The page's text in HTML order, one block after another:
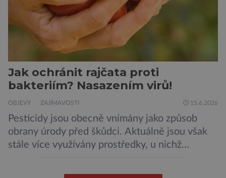
Jak ochránit rajčata proti
bakteriím? Nasazením virů!
OBJEVY ZAJÍMAVOSTI 15.6.2026
Pesticidy jsou obecně vnímány jako způsob
obrany úrody před škůdci. Aktuálně jsou však
stále více využívány prostředky, u nichž